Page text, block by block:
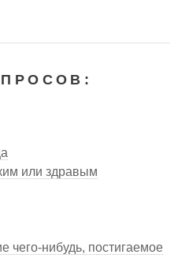
или здравым
чего-нибудь, постигаемое